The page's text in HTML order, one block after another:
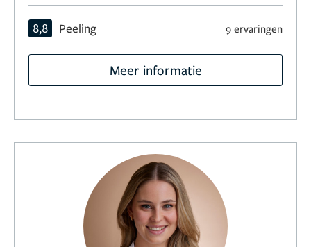
8,8 Peeling 9 ervaringen
Meer informatie